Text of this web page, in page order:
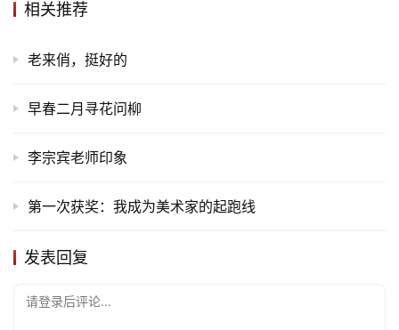
页
文
相关推荐
老来俏，挺好的
早春二月寻花问柳
李宗宾老师印象
第一次获奖：我成为美术家的起跑线
发表回复
请登录后评论...